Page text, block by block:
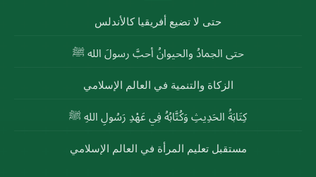
حتى لا تضيع أفريقيا كالأندلس
حتى الجمادُ والحيوانُ أحبَّ رسولَ الله ﷺ
الزكاة والتنمية في العالم الإسلامي
كِتَابَةُ الحَدِيثِ وَكُتَّابُهُ فِي عَهْدِ رَسُولِ اللهِ ﷺ
مستقبل تعليم المرأة في العالم الإسلامي